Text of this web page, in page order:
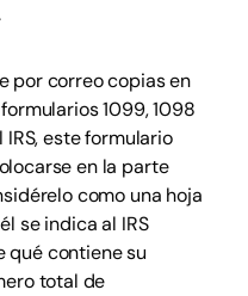
por correo copias en
1099, 1098
este formulario
en la parte
como una hoja
se indica al IRS
qué contiene su
total de